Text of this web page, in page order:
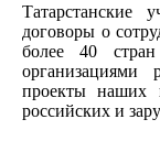
Татарстанские
договоры о
более 40
проекты наших
российских и